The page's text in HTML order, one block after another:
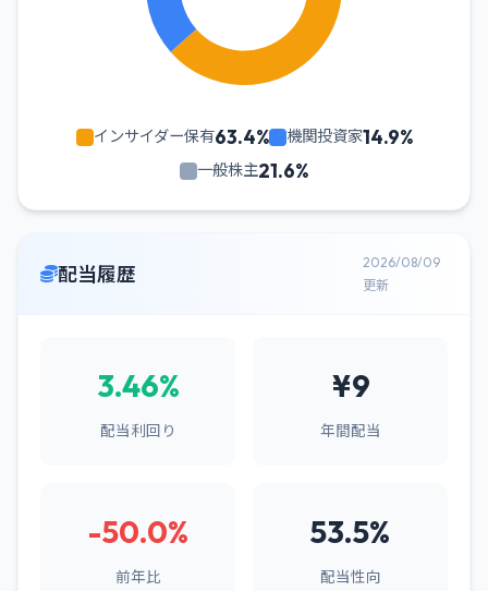
インサイダー保有63.4% 機関投資家14.9%
一般株主21.6%
配当履歴
2026/08/09
更新
3.46%
配当利回り
¥9
年間配当
-50.0%
前年比
53.5%
配当性向